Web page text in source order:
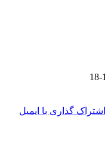
اشتراک گذاری با ایمیل